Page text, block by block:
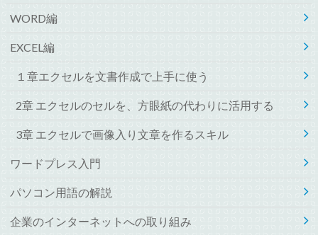
WORD編
EXCEL編
１章エクセルを文書作成で上手に使う
2章 エクセルのセルを、方眼紙の代わりに活用する
3章 エクセルで画像入り文章を作るスキル
ワードプレス入門
パソコン用語の解説
企業のインターネットへの取り組み